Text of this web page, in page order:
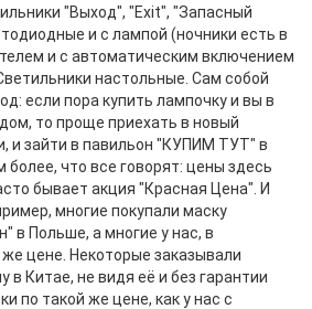
"Выход", "Exit", "Запасный
и с лампой (ночники есть в
и с автоматическим включением
настольные. Сам собой
если пора купить лампочку и вы в
то проще приехать в новый
и зайти в павильон "КУПИМ ТУТ" в
более, что все говорят: цены здесь
бывает акция "Красная Цена". И
многие покупали маску
в Польше, а многие у нас, в
цене. Некоторые заказывали
в Китае, не видя её и без гарантии
по такой же цене, как у нас с